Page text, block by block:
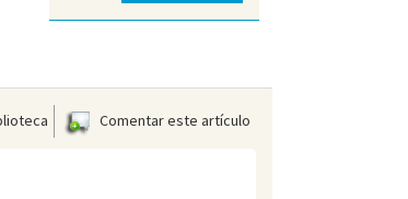
Comentar este artículo